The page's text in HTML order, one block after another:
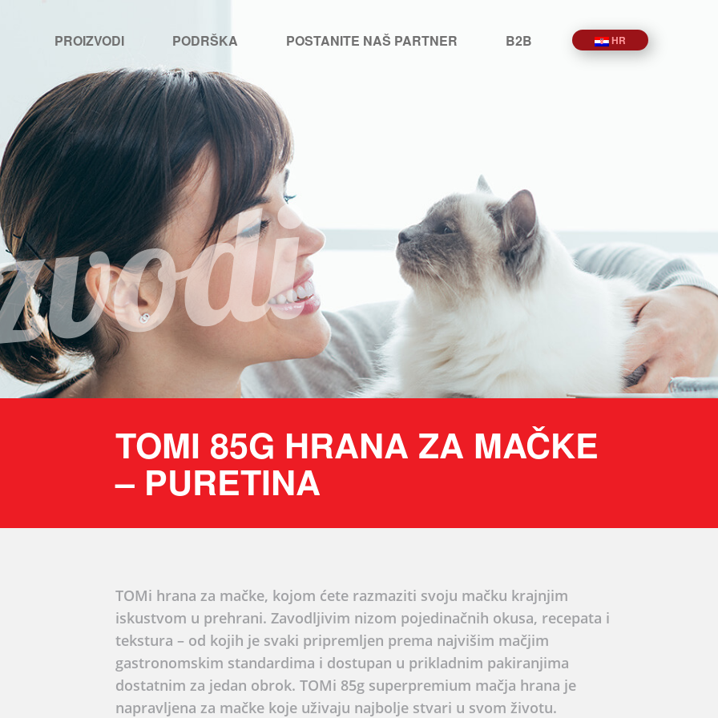
PROIZVODI PODRŠKA POSTANITE NAŠ PARTNER B2B HR
TOMI 85G HRANA ZA MAČKE
– PURETINA
TOMi hrana za mačke, kojom ćete razmaziti svoju mačku krajnjim
iskustvom u prehrani. Zavodljivim nizom pojedinačnih okusa, recepata i
tekstura – od kojih je svaki pripremljen prema najvišim mačjim
gastronomskim standardima i dostupan u prikladnim pakiranjima
dostatnim za jedan obrok. TOMi 85g superpremium mačja hrana je
napravljena za mačke koje uživaju najbolje stvari u svom životu.